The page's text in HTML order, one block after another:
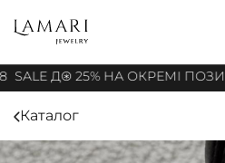
SALE ДО 25% НА ОКРЕМІ
Каталог